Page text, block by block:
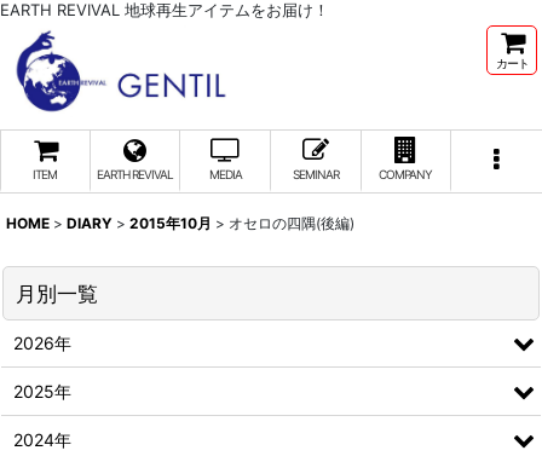
EARTH REVIVAL 地球再生アイテムをお届け！
カート
ITEM EARTH REVIVAL MEDIA SEMINAR COMPANY
HOME > DIARY > 2015年10月 > オセロの四隅(後編)
月別一覧
2026年
2025年
2024年